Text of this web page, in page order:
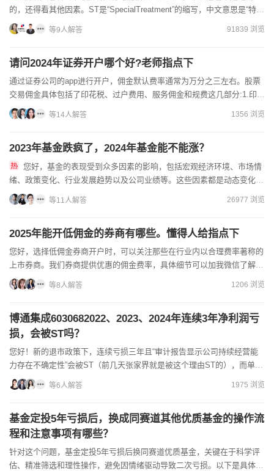
的，还得看其他因素。ST是“SpecialTreatment”的缩写，中文意思是“特别
处理”，用来警示投资者该公司有财务问...
等9人解答 91839 浏览
请问2024年证券开户哪个好?老师指点下
通过证券公司的app进行开户，佣金默认费率通常为万分之三左右。股票
交易佣金具体包括了印花税、过户费用、服务佣金和规费这几部分:1.印花
税征收权由国家统一行使，税率标准为股票成交金额的万...
等14人解答 1356 浏览
2023年基金跌疯了，2024年基金能不能涨？
绪、政策变化、行业发展趋势以及公司业绩等。这些因素都是动态变化
的，且往往存在不确定性。基金问题，欢迎右上角咨询！证券账户一般...
等11人解答 26977 浏览
2025年能开低佣金的券商有哪些。懂得人给指点下
您好，选择低佣金券商开户时，可以关注那些在行业内以合理费率著称的
上市券商。我们券商提供优惠的佣金费率，具体细节可以加我微信了解，
我会根据您的交易需求为您详细解答开户流程及佣金优惠政策。...
等8人解答 1206 浏览
博通集成6030682022、2023、2024年连续3年净利润亏
损，会被ST吗？
您好！新的退市政策下，连续亏损三年且“审计报告显示公司持续经营能
力存在不确定性”会被ST（前几天张家界就是被这个理由ST的），而单年
度亏损需要结合其营收来判断，如果亏损且营收不到3亿的...
等6人解答 1975 浏览
基金定投5年亏损后，换成同赛道其他优质基金的操作流
程和注意事项有哪些？
针对这个问题，基金定投5年亏损后换同赛道优质基金，关键在于科学评
估、精准筛选和理性操作，避免因情绪驱动导致二次亏损。以下是具体的